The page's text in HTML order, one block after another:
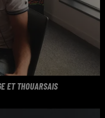
ET THOUARSAIS